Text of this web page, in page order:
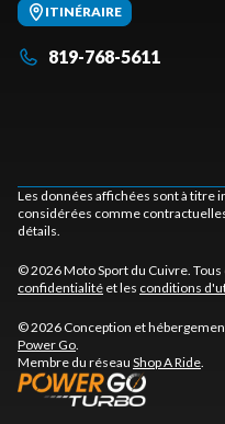
ITINÉRAIRE
819-768-5611
Les données affichées sont à titre
considérées comme
détails.
© 2026 Moto Sport du Cuivre.
confidentialité et les conditions
© 2026 Conception et
Power Go
Membre du réseau Shop A Ride